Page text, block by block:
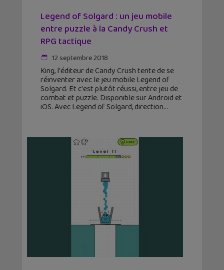
Legend of Solgard : un jeu mobile
entre puzzle à la Candy Crush et
RPG tactique
12 septembre 2018
King, l'éditeur de Candy Crush tente de se
réinventer avec le jeu mobile Legend of
Solgard. Et c'est plutôt réussi, entre jeu de
combat et puzzle. Disponible sur Android et
iOS. Avec Legend of Solgard, direction